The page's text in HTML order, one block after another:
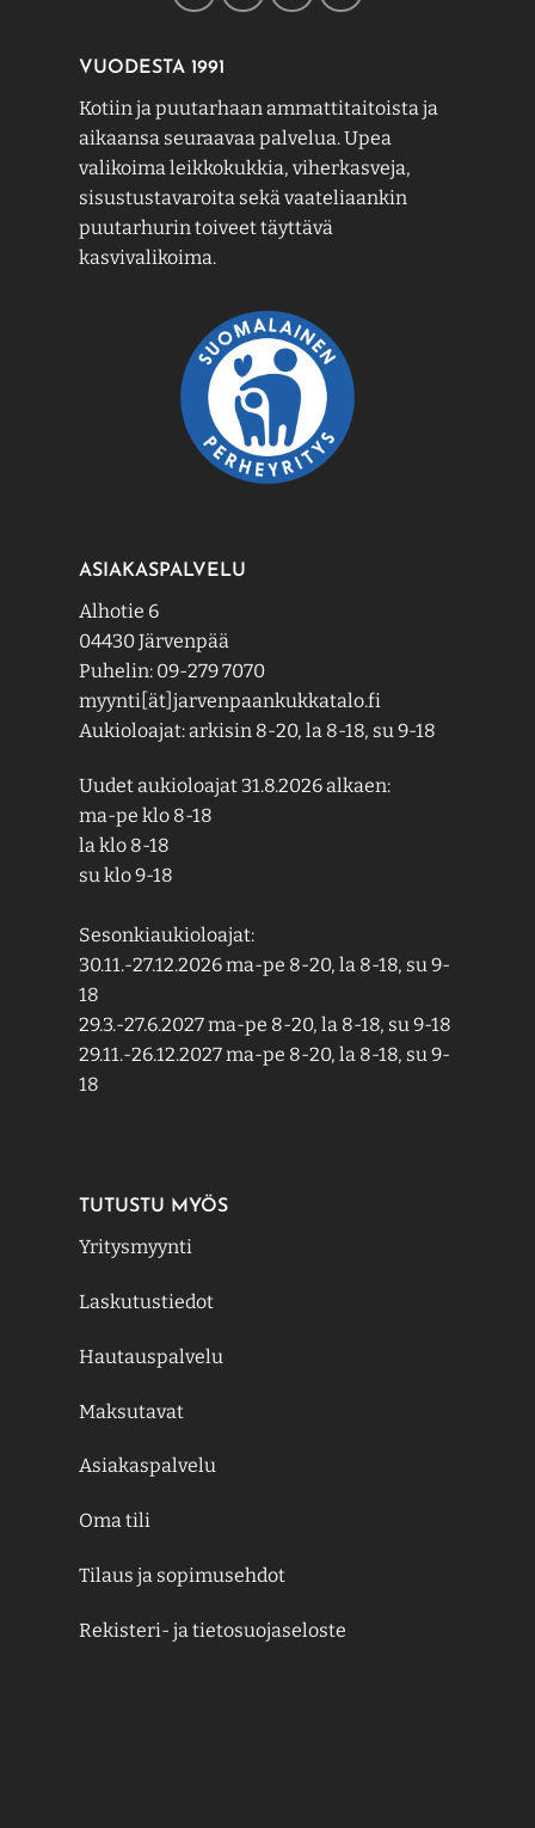
VUODESTA 1991
Kotiin ja puutarhaan ammattitaitoista ja
aikaansa seuraavaa palvelua. Upea
valikoima leikkokukkia, viherkasveja,
sisustustavaroita sekä vaateliaankin
puutarhurin toiveet täyttävä
kasvivalikoima.
ASIAKASPALVELU
Alhotie 6
04430 Järvenpää
Puhelin: 09-279 7070
myynti[ät]jarvenpaankukkatalo.fi
Aukioloajat: arkisin 8-20, la 8-18, su 9-18
Uudet aukioloajat 31.8.2026 alkaen:
ma-pe klo 8-18
la klo 8-18
su klo 9-18
Sesonkiaukioloajat:
30.11.-27.12.2026 ma-pe 8-20, la 8-18, su 9-
18
29.3.-27.6.2027 ma-pe 8-20, la 8-18, su 9-18
29.11.-26.12.2027 ma-pe 8-20, la 8-18, su 9-
18
TUTUSTU MYÖS
Yritysmyynti
Laskutustiedot
Hautauspalvelu
Maksutavat
Asiakaspalvelu
Oma tili
Tilaus ja sopimusehdot
Rekisteri- ja tietosuojaseloste